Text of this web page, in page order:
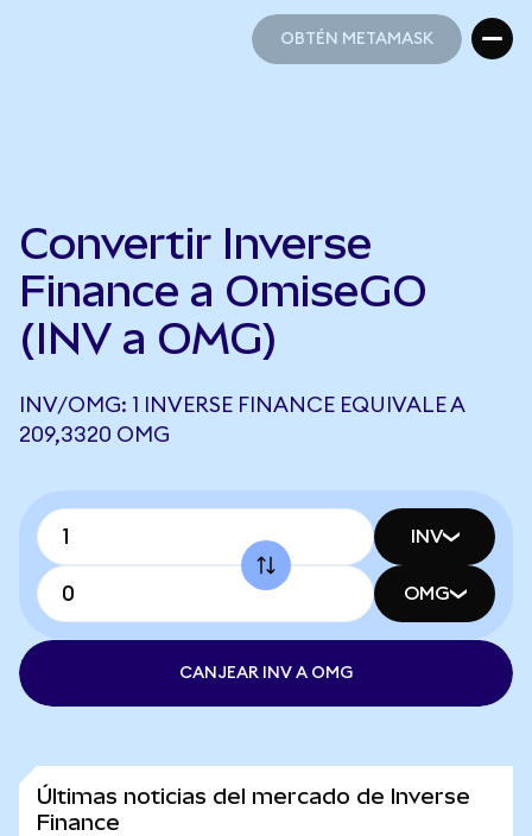
OBTÉN METAMASK
Convertir Inverse
Finance a OmiseGO
(INV a OMG)
INV/OMG: 1 INVERSE FINANCE EQUIVALE A
209,3320 OMG
INV
OMG
CANJEAR INV A OMG
Últimas noticias del mercado de Inverse
Finance